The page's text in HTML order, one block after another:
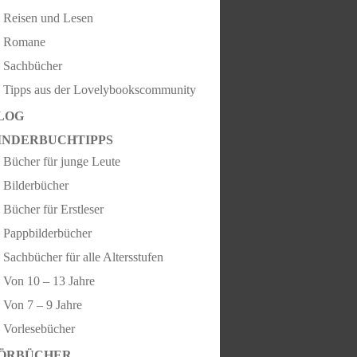
Reisen und Lesen
Romane
Sachbücher
Tipps aus der Lovelybookscommunity
Bücher für junge Leute
Bilderbücher
Bücher für Erstleser
Pappbilderbücher
Sachbücher für alle Altersstufen
Von 10 – 13 Jahre
Von 7 – 9 Jahre
Vorlesebücher